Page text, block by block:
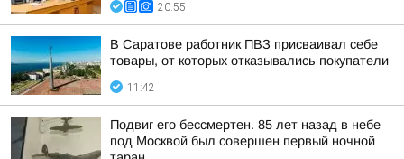
20:55
В Саратове работник ПВЗ присваивал себе
товары, от которых отказывались покупатели
11:42
Подвиг его бессмертен. 85 лет назад в небе
под Москвой был совершен первый ночной